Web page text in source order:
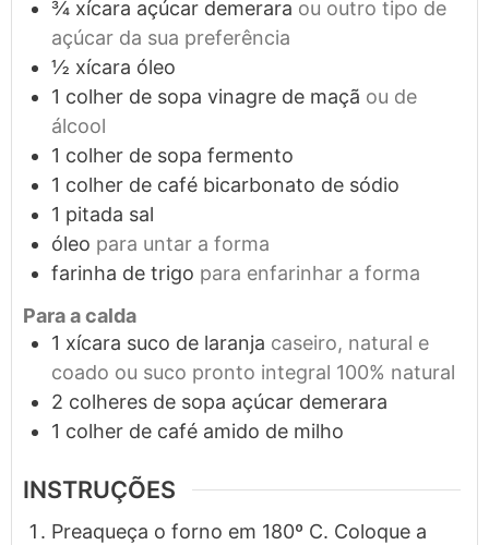
¾ xícara açúcar demerara ou outro tipo de
açúcar da sua preferência
½ xícara óleo
1 colher de sopa vinagre de maçã ou de
álcool
1 colher de sopa fermento
1 colher de café bicarbonato de sódio
1 pitada sal
óleo para untar a forma
farinha de trigo para enfarinhar a forma
Para a calda
1 xícara suco de laranja caseiro, natural e
coado ou suco pronto integral 100% natural
2 colheres de sopa açúcar demerara
1 colher de café amido de milho
INSTRUÇÕES
Preaqueça o forno em 180º C. Coloque a